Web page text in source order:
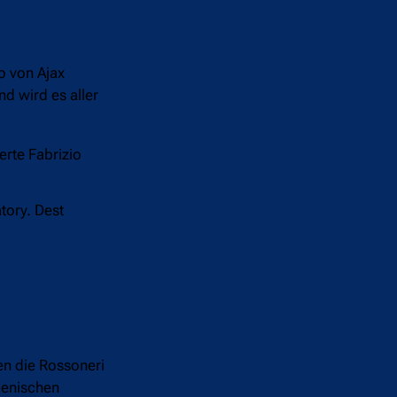
von Ajax
wird es aller
Fabrizio
Dest
die Rossoneri